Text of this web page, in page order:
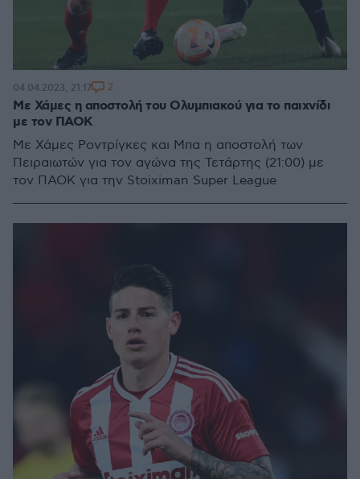
Με Χάμες η αποστολή του Ολυμπιακού για το παιχνίδι
με τον ΠΑΟΚ
Με Χάμες Ροντρίγκες και Μπα η αποστολή των
Πειραιωτών για τον αγώνα της Τετάρτης (21:00) με
τον ΠΑΟΚ για την Stoiximan Super League
04.04.2023, 21:17 2